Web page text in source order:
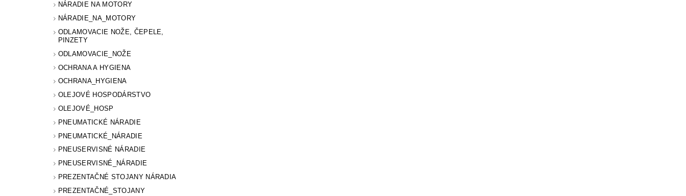
NÁRADIE NA MOTORY
NÁRADIE_NA_MOTORY
ODLAMOVACIE NOŽE, ČEPELE,
PINZETY
ODLAMOVACIE_NOŽE
OCHRANA A HYGIENA
OCHRANA_HYGIENA
OLEJOVÉ HOSPODÁRSTVO
OLEJOVÉ_HOSP
PNEUMATICKÉ NÁRADIE
PNEUMATICKÉ_NÁRADIE
PNEUSERVISNÉ NÁRADIE
PNEUSERVISNÉ_NÁRADIE
PREZENTAČNÉ STOJANY NÁRADIA
PREZENTAČNÉ_STOJANY